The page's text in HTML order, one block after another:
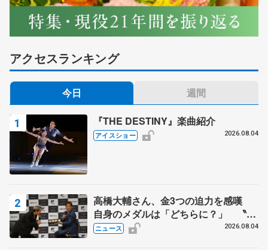
アクセスランキング
今日 週間
『THE DESTINY』楽曲紹介
アイスショー 2026.08.04
高橋大輔さん、金3つの迫力を感嘆
自身のメダルは「どちらに？」 〝リ
ス兄弟〟オリンピック3連覇の野村忠
ニュース 2026.08.04